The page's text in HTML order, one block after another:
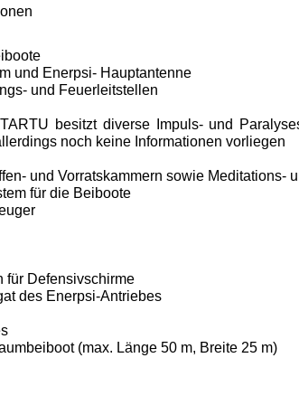
und Enerpsi- Hauptantenne
und Feuerleit­stellen
besitzt di­verse Impuls- und
noch keine In­formationen vorliegen
und Vorrats­kammern sowie
für die Bei­boote
für Defensivschir­me
des Enerpsi-Antriebes
(max. Länge 50 m, Breite 25 m)